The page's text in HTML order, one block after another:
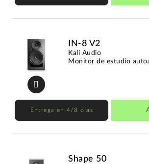
IN-8 V2
Kali Audio
Monitor de estudio
Entrega en 4/8 días
Shape 50